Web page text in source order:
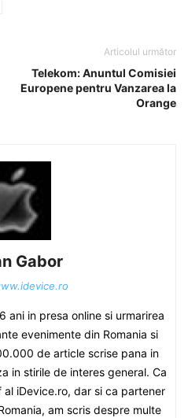
Articolul următor
Telekom: Anuntul Comisiei
Europene pentru Vanzarea la
Orange
Gabor
ani in presa online si urmarirea
evenimente din Romania si
de article scrise pana in
in stirile de interes general. Ca
iDevice.ro, dar si ca partener
am scris despre multe